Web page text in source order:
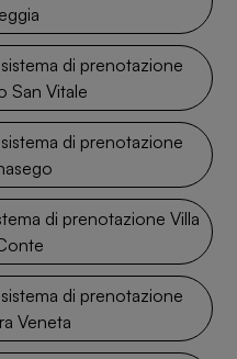
di prenotazione
San Vitale
di prenotazione
di prenotazione Villa
di prenotazione
Veneta